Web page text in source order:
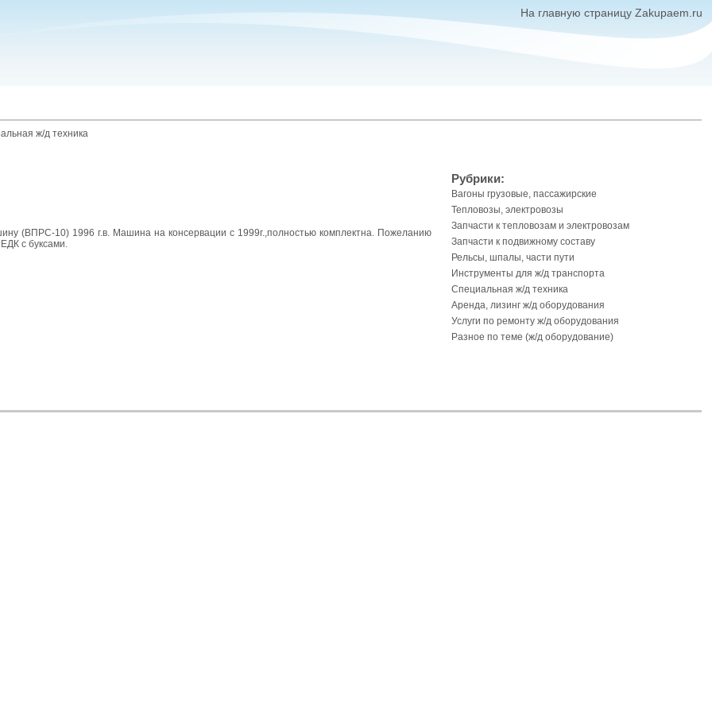
На главную страницу Zakupaem.ru
ж/д техника
(ВПРС-10) 1996 г.в. Машина на консервации с 1999г.,полностью комплектна. Пожеланию
с буксами.
Рубрики:
Вагоны грузовые, пассажирские
Тепловозы, электровозы
Запчасти к тепловозам и электровозам
Запчасти к подвижному составу
Рельсы, шпалы, части пути
Инструменты для ж/д транспорта
Специальная ж/д техника
Аренда, лизинг ж/д оборудования
Услуги по ремонту ж/д оборудования
Разное по теме (ж/д оборудование)